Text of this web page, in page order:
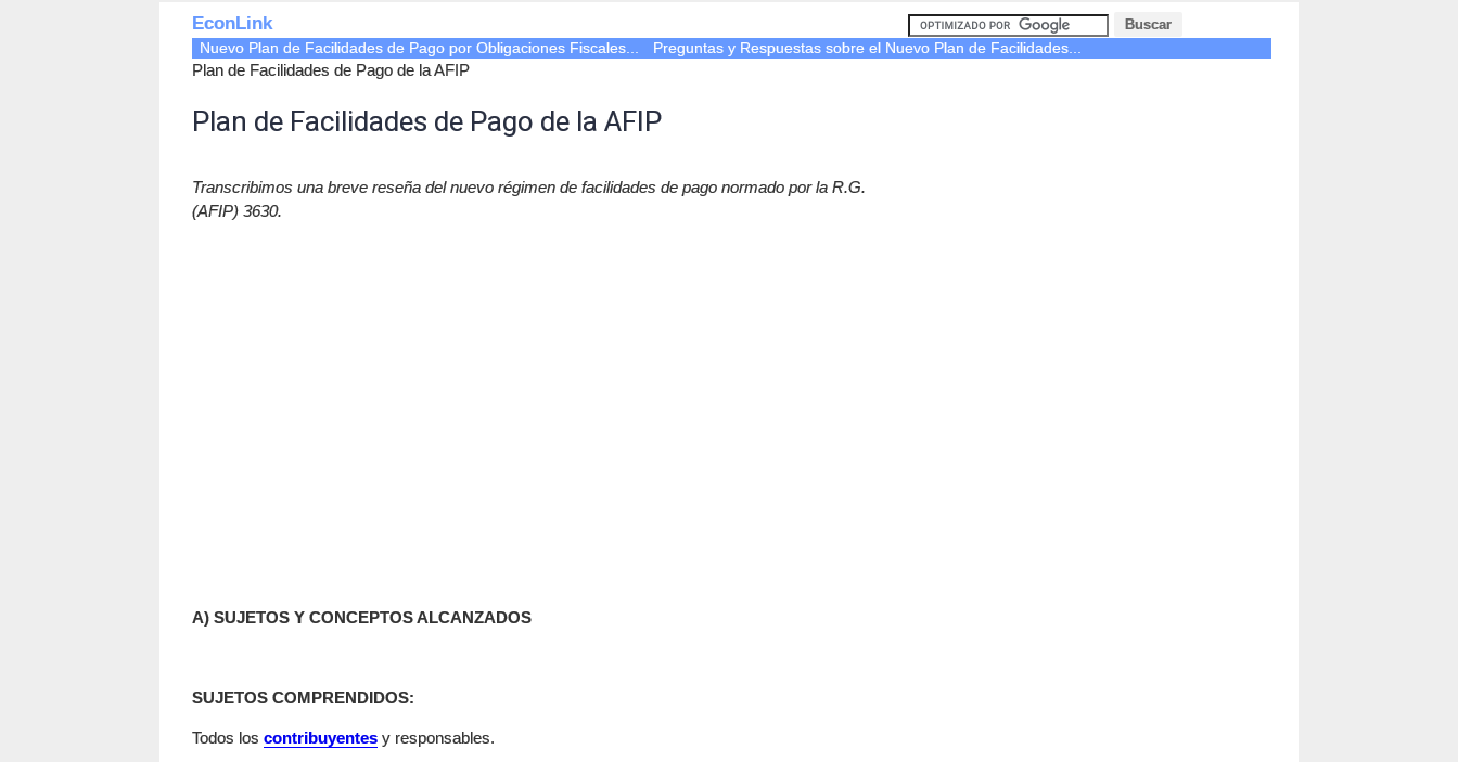
EconLink
Nuevo Plan de Facilidades de Pago por Obligaciones Fiscales... Preguntas y Respuestas sobre el Nuevo Plan de Facilidades...
Plan de Facilidades de Pago de la AFIP
Plan de Facilidades de Pago de la AFIP
Transcribimos una breve reseña del nuevo régimen de facilidades de pago normado por la R.G.
(AFIP) 3630.
A) SUJETOS Y CONCEPTOS ALCANZADOS
SUJETOS COMPRENDIDOS:
Todos los contribuyentes y responsables.